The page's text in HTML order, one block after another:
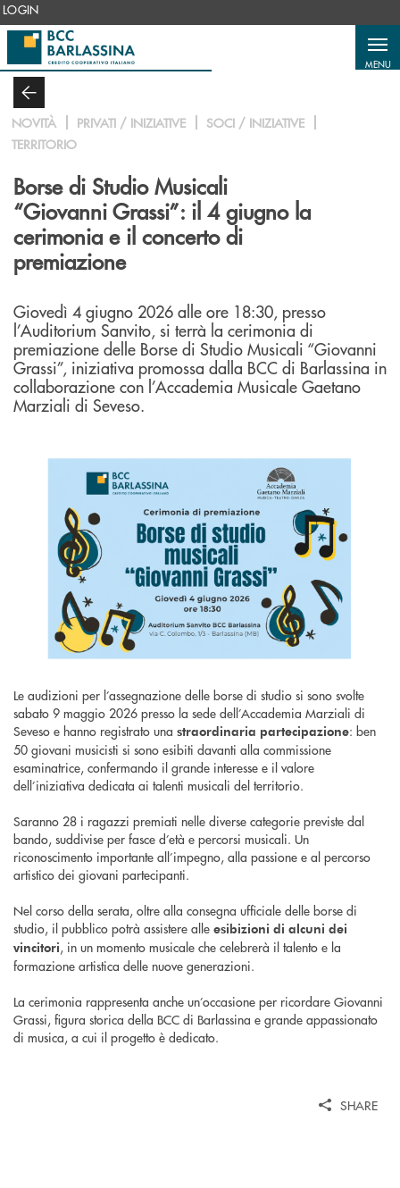
Salta al contenuto principale
LOGIN
MENU
NOVITÀ PRIVATI / INIZIATIVE
SOCI / INIZIATIVE
TERRITORIO
Borse di Studio Musicali
“Giovanni Grassi”: il 4 giugno la
cerimonia e il concerto di
premiazione
Giovedì 4 giugno 2026 alle ore 18:30, presso
l’Auditorium Sanvito, si terrà la cerimonia di
premiazione delle Borse di Studio Musicali “Giovanni
Grassi”, iniziativa promossa dalla BCC di Barlassina in
collaborazione con l’Accademia Musicale Gaetano
Marziali di Seveso.
Le audizioni per l’assegnazione delle borse di studio si sono svolte
sabato 9 maggio 2026 presso la sede dell’Accademia Marziali di
Seveso e hanno registrato una straordinaria partecipazione: ben
50 giovani musicisti si sono esibiti davanti alla commissione
esaminatrice, confermando il grande interesse e il valore
dell’iniziativa dedicata ai talenti musicali del territorio.
Saranno 28 i ragazzi premiati nelle diverse categorie previste dal
bando, suddivise per fasce d’età e percorsi musicali. Un
riconoscimento importante all’impegno, alla passione e al percorso
artistico dei giovani partecipanti.
Nel corso della serata, oltre alla consegna ufficiale delle borse di
studio, il pubblico potrà assistere alle esibizioni di alcuni dei
vincitori, in un momento musicale che celebrerà il talento e la
formazione artistica delle nuove generazioni.
La cerimonia rappresenta anche un’occasione per ricordare Giovanni
Grassi, figura storica della BCC di Barlassina e grande appassionato
di musica, a cui il progetto è dedicato.
SHARE